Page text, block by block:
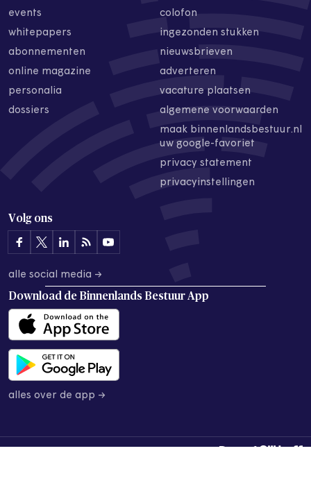
events
whitepapers
abonnementen
online magazine
personalia
dossiers
colofon
ingezonden stukken
nieuwsbrieven
adverteren
vacature plaatsen
algemene voorwaarden
maak binnenlandsbestuur.nl
uw google-favoriet
privacy statement
privacyinstellingen
Volg ons
alle social media →
Download de Binnenlands Bestuur App
alles over de app →